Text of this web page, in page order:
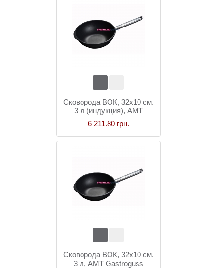
Сковорода ВОК, 32x10 см.
3 л (индукция), AMT
Gastroguss
6 211.80 грн.
Сковорода ВОК, 32x10 см.
3 л, AMT Gastroguss